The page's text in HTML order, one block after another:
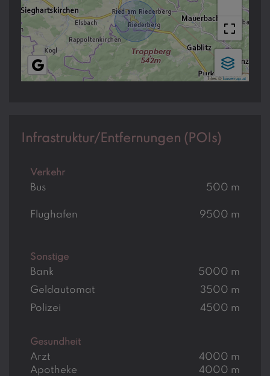
Tiles ©basemap.at
Infrastruktur/Entfernungen (POIs)
Verkehr
Bus 500 m
Flughafen 9500 m
Sonstige
Bank
5000 m
Geldautomat
3500 m
Polizei
4500 m
Gesundheit
Arzt
4000 m
Apotheke
4000 m